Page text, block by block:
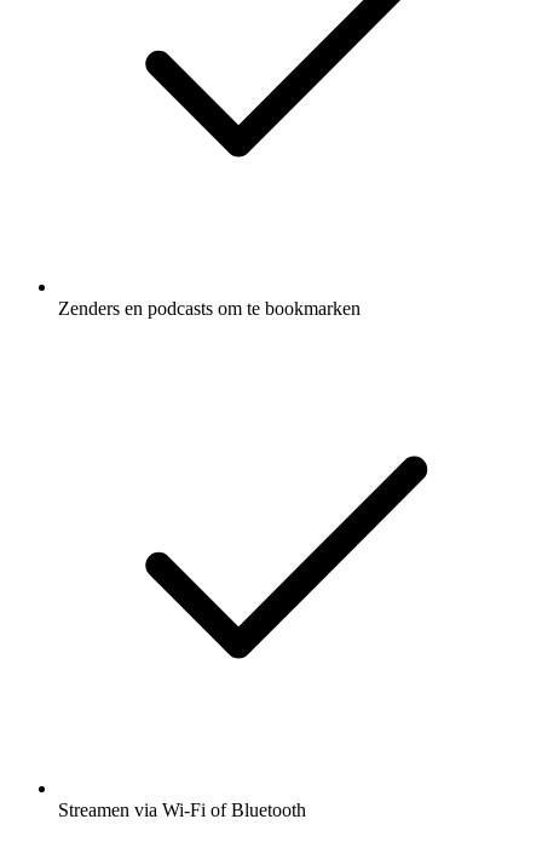
Zenders en podcasts om te bookmarken
Streamen via Wi-Fi of Bluetooth